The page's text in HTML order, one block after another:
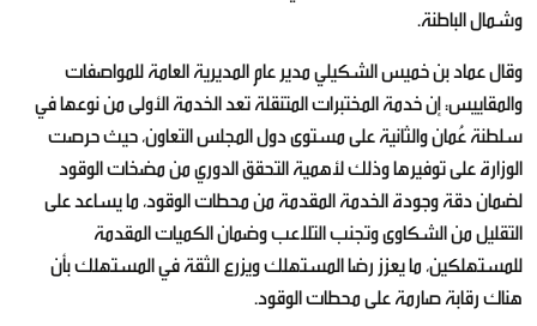
وشمال الباطنة.
وقال عماد بن خميس الشكيلي مدير عام المديرية العامة للمواصفات
والمقاييس: إن خدمة المختبرات المتنقلة تعد الخدمة الأولى من نوعها في
سلطنة عُمان والثانية على مستوى دول المجلس التعاون، حيث حرصت
الوزارة على توفيرها وذلك لأهمية التحقق الدوري من مضخات الوقود
لضمان دقة وجودة الخدمة المقدمة من محطات الوقود، ما يساعد على
التقليل من الشكاوى وتجنب التلاعب وضمان الكميات المقدمة
للمستهلكين، ما يعزز رضا المستهلك ويزرع الثقة في المستهلك بأن
هناك رقابة صارمة على محطات الوقود.